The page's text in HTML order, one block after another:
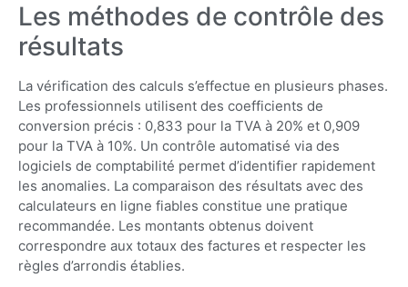
Les méthodes de contrôle des
résultats
La vérification des calculs s’effectue en plusieurs phases.
Les professionnels utilisent des coefficients de
conversion précis : 0,833 pour la TVA à 20% et 0,909
pour la TVA à 10%. Un contrôle automatisé via des
logiciels de comptabilité permet d’identifier rapidement
les anomalies. La comparaison des résultats avec des
calculateurs en ligne fiables constitue une pratique
recommandée. Les montants obtenus doivent
correspondre aux totaux des factures et respecter les
règles d’arrondis établies.